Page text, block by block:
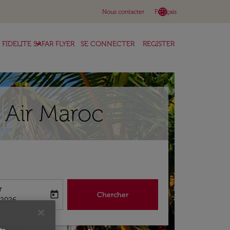
Nous contacter language
Français
keyboard_arrow_down
FIDELITE SAFAR FLYER
keyboard_arrow_down SE CONNECTER REGISTER
Maroc
return-date-aria-label
today Chercher